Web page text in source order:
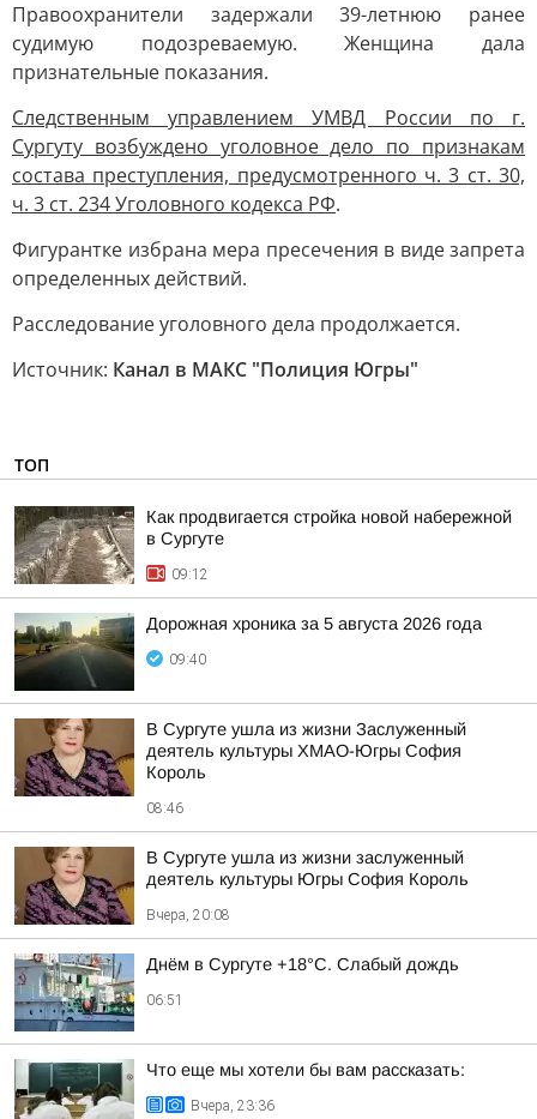
Правоохранители задержали 39-летнюю ранее
судимую подозреваемую. Женщина дала
признательные показания.
Следственным управлением УМВД России по г.
Сургуту возбуждено уголовное дело по признакам
состава преступления, предусмотренного ч. 3 ст. 30,
ч. 3 ст. 234 Уголовного кодекса РФ.
Фигурантке избрана мера пресечения в виде запрета
определенных действий.
Расследование уголовного дела продолжается.
Источник: Канал в МАКС "Полиция Югры"
ТОП
Как продвигается стройка новой набережной
в Сургуте
09:12
Дорожная хроника за 5 августа 2026 года
09:40
В Сургуте ушла из жизни Заслуженный
деятель культуры ХМАО-Югры София
Король
08:46
В Сургуте ушла из жизни заслуженный
деятель культуры Югры София Король
Вчера, 20:08
Днём в Сургуте +18°С. Слабый дождь
06:51
Что еще мы хотели бы вам рассказать:
Вчера, 23:36